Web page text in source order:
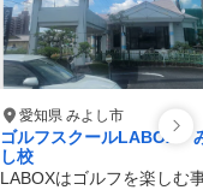
愛知県 みよし市
ゴルフスクールLABOX
し校
LABOXはゴルフを楽しむ